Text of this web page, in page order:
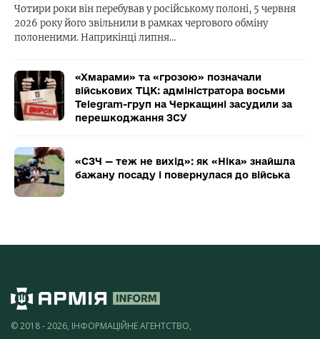
Чотири роки він перебував у російському полоні, 5 червня
2026 року його звільнили в рамках чергового обміну
полоненими. Наприкінці липня…
«Хмарами» та «грозою» позначали
військових ТЦК: адміністратора восьми
Telegram-груп на Черкащині засудили за
перешкоджання ЗСУ
«СЗЧ — теж не вихід»: як «Ніка» знайшла
бажану посаду і повернулася до війська
© 2018 - 2026, ІНФОРМАЦІЙНЕ АГЕНТСТВО,